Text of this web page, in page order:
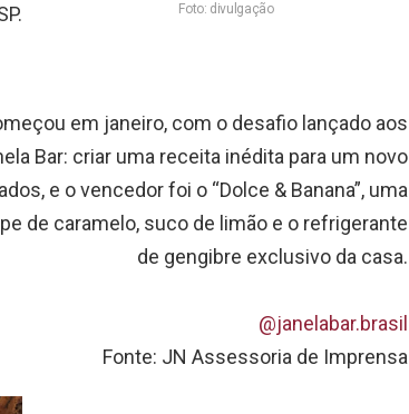
Foto: divulgação
em janeiro, com o desafio lançado aos
Bar: criar uma receita inédita para um novo
e o vencedor foi o “Dolce & Banana”, uma
de caramelo, suco de limão e o refrigerante
de gengibre exclusivo da casa.
@janelabar.brasil
Fonte: JN Assessoria de Imprensa